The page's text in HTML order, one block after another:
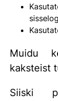
Muidu
kaksteist
Siiski